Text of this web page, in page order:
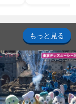
もっと見る